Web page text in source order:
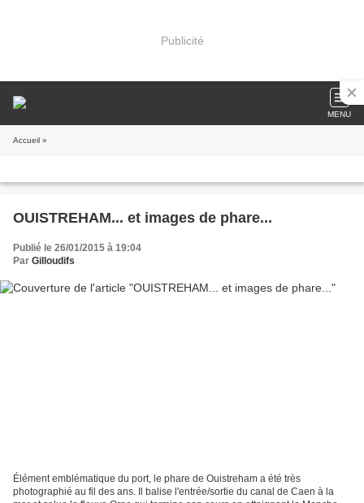
Publicité
MENU
Accueil »
OUISTREHAM... et images de phare...
Publié le 26/01/2015 à 19:04
Par Gilloudifs
Élément emblématique du port, le phare de Ouistreham a été très
photographié au fil des ans. Il balise l'entrée/sortie du canal de Caen à la